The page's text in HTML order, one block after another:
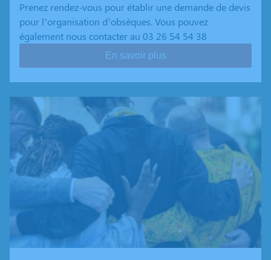
Prenez rendez-vous pour établir une demande de devis
pour l’organisation d’obsèques. Vous pouvez
également nous contacter au 03 26 54 54 38
En savoir plus